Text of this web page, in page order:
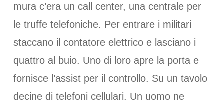
mura c’era un call center, una centrale per
le truffe telefoniche. Per entrare i militari
staccano il contatore elettrico e lasciano i
quattro al buio. Uno di loro apre la porta e
fornisce l’assist per il controllo. Su un tavolo
decine di telefoni cellulari. Un uomo ne